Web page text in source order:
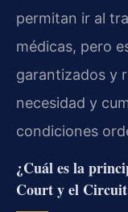
permitan ir al
médicas, pero
garantizados y
necesidad y
condiciones
¿Cuál es la
Court y el